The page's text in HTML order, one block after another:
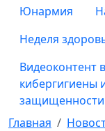
Юнармия
Неделя
Видеоконтент
кибергигиены
защищенности
Главная